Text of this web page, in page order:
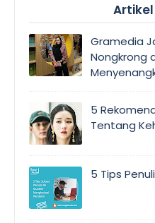
Gramedia
Nongkrong
5
Tentang
5 Tips